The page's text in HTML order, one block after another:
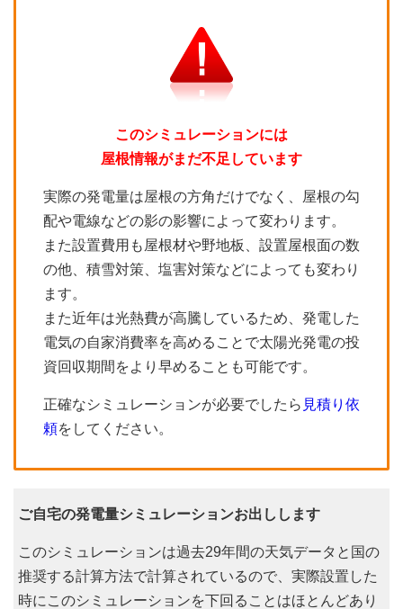
このシミュレーションには
屋根情報がまだ不足しています
実際の発電量は屋根の方角だけでなく、屋根の勾
配や電線などの影の影響によって変わります。
また設置費用も屋根材や野地板、設置屋根面の数
の他、積雪対策、塩害対策などによっても変わり
ます。
また近年は光熱費が高騰しているため、発電した
電気の自家消費率を高めることで太陽光発電の投
資回収期間をより早めることも可能です。
正確なシミュレーションが必要でしたら 見積り依
頼をしてください。
ご自宅の発電量シミュレーションお出しします
このシミュレーションは過去29年間の天気データと国の
推奨する計算方法で計算されているので、実際設置した
時にこのシミュレーションを下回ることはほとんどあり